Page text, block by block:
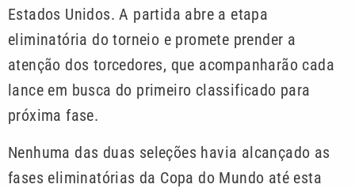
Estados Unidos. A partida abre a etapa
eliminatória do torneio e promete prender a
atenção dos torcedores, que acompanharão cada
lance em busca do primeiro classificado para
próxima fase.
Nenhuma das duas seleções havia alcançado as
fases eliminatórias da Copa do Mundo até esta